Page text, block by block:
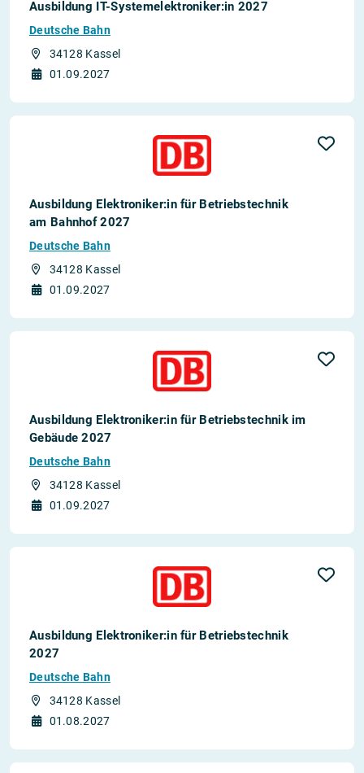
Ausbildung IT-Systemelektroniker:in 2027
Deutsche Bahn
34128 Kassel
01.09.2027
Ausbildung Elektroniker:in für Betriebstechnik
am Bahnhof 2027
Deutsche Bahn
34128 Kassel
01.09.2027
Ausbildung Elektroniker:in für Betriebstechnik im
Gebäude 2027
Deutsche Bahn
34128 Kassel
01.09.2027
Ausbildung Elektroniker:in für Betriebstechnik
2027
Deutsche Bahn
34128 Kassel
01.08.2027